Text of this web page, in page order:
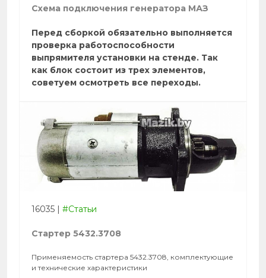
Схема подключения генератора МАЗ
Перед сборкой обязательно выполняется
проверка работоспособности
выпрямителя установки на стенде. Так
как блок состоит из трех элементов,
советуем осмотреть все переходы.
16035 | #Статьи
Стартер 5432.3708
Применяемость стартера 5432.3708, комплектующие
и технические характеристики